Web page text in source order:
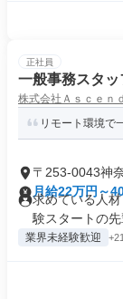
正社員
一般事務スタッ
株式会社Ａｓｃｅｎ
リモート環境で
〒253-0043神
月給22万円～
求めている人
験スタートの先
業界未経験歓迎